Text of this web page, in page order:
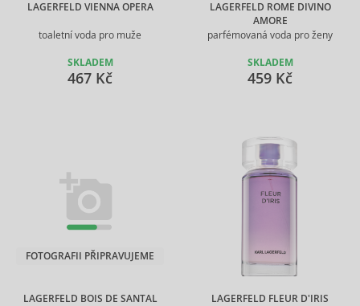
LAGERFELD VIENNA OPERA
toaletní voda pro muže
SKLADEM
467 Kč
LAGERFELD ROME DIVINO
AMORE
parfémovaná voda pro ženy
SKLADEM
459 Kč
LAGERFELD BOIS DE SANTAL
FOTOGRAFII PŘIPRAVUJEME
LAGERFELD FLEUR D'IRIS